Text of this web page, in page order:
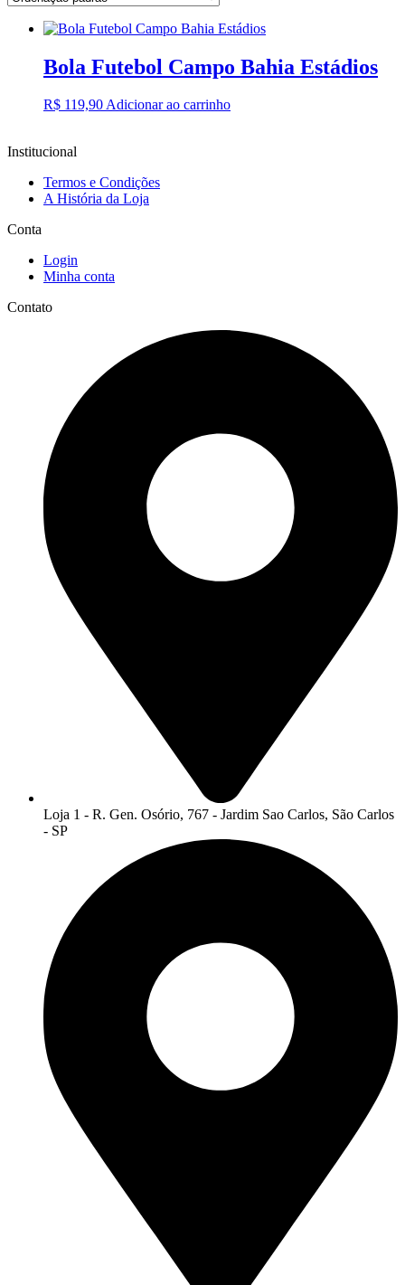
Bola Futebol Campo Bahia Estádios
R$ 119,90Adicionar ao carrinho
Institucional
Termos e Condições
A História da Loja
Conta
Login
Minha conta
Contato
Loja 1 - R. Gen. Osório, 767 - Jardim Sao Carlos, São Carlos
- SP